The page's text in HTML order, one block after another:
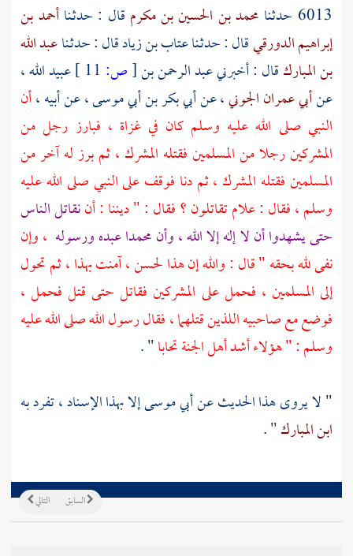
6013 حدثنا محمد بن الحسين بن مكرم قال : حدثـناأحمد بن
إبراهيم الدورقيقال : حدثـناعتاب بن زيادقال : حدثـناعبد الله
بن المباركقال : أخبرنيعبد الرحمن بن[ص: عبيد الله،
عنأبي عمران الجوني، عنأبي بكر بن أبي موسى، عن أبيه ،أن
النبي صلى الله عليه وسلم كان في غزاة ، فبارز رجل من
المشركين رجلا من المسلمين فقتله المشرك ، ثم برز له آخر من
المسلمين فقتله المشرك ، ثم دنا فوقف على النبي صلى الله عليه
وسلم ، فقال : علام تقاتلون ؟ فقال : " ديننا : أننقاتل الناس
حتى يشهدوا أن لا إله إلا الله ، وأن محمدا عبده ورسوله ، وإن
نفى لله بحقه " قال : والله إن هذا لحسن ، آمنت بهذا ، ثم تحول
إلى المسلمين ، فحمل على المشركين فقاتل حتى قتل فحمل ،
فوضع مع صاحبيه اللذين قتلهما ، فقال رسول الله صلى الله عليه
وسلم : " هؤلاء أشد أهل الجنة تحابا" .
" لا يروى هذا الحديث عنأبي موسىإلا بهذا الإسناد ، تفرد به
ابن المبارك" .
التالي السابق